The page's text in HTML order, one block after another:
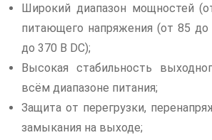
Широкий диапазон мощностей
питающего напряжения (от 85
до 370 B DC);
Высокая стабильность
всём диапазоне питания;
Защита от перегрузки,
замыкания на выходе;